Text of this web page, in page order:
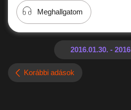
Meghallgatom
Korábbi adások